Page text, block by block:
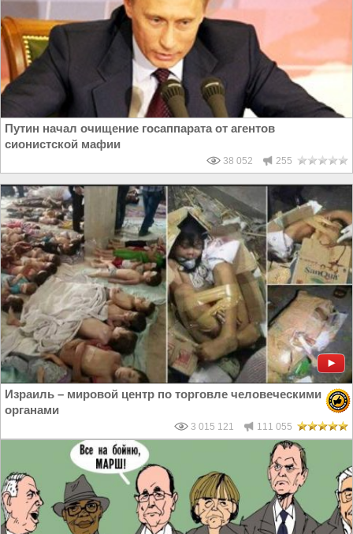
Путин начал очищение госаппарата от агентов
сионистской мафии
38 052 255
Израиль – мировой центр по торговле человеческими
органами
3 015 121 111 055